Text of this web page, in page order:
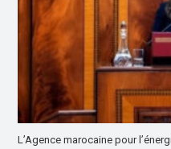
L’Agence marocaine pour